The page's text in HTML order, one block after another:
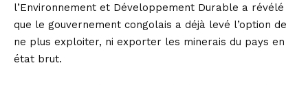
l’Environnement et Développement Durable a révélé
que le gouvernement congolais a déjà levé l’option de
ne plus exploiter, ni exporter les minerais du pays en
état brut.